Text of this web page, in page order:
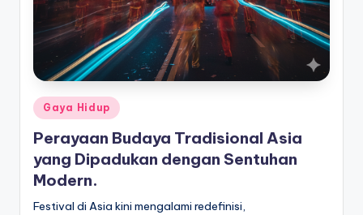
Posted
in
Gaya Hidup
Perayaan Budaya Tradisional Asia
yang Dipadukan dengan Sentuhan
Modern.
Festival di Asia kini mengalami redefinisi,